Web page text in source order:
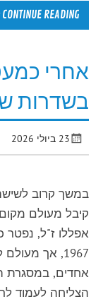
CONTINUE READING »
בשדרות
23 ביולי 2026
במשך קרוב
קיבל מעולם
אפללו ז"ל,
1967, אך
אחדים, במסגרת
הצליחה לעמוד